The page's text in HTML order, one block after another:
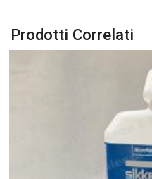
Prodotti Correlati